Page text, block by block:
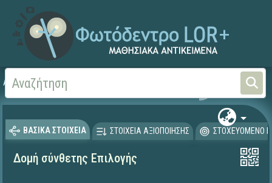
Αρχική ΕΡΓΑ ΙΤΥΕ 1996-2008
ΒΑΣΙΚΑ ΣΤΟΙΧΕΙΑ ΣΤΟΙΧΕΙΑ ΑΞΙΟΠΟΙΗΣΗΣ ΣΤΟΧΕΥΟΜΕΝΟ
Δομή σύνθετης Επιλογής